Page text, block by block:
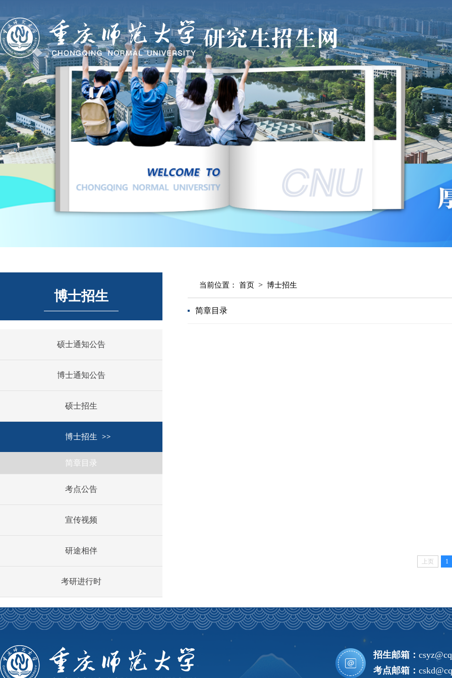
博士招生
硕士通知公告
博士通知公告
硕士招生
博士招生
简章目录
考点公告
宣传视频
研途相伴
考研进行时
当前位置： 首页 > 博士招生
简章目录
上页 1
招生邮箱：
考点邮箱：